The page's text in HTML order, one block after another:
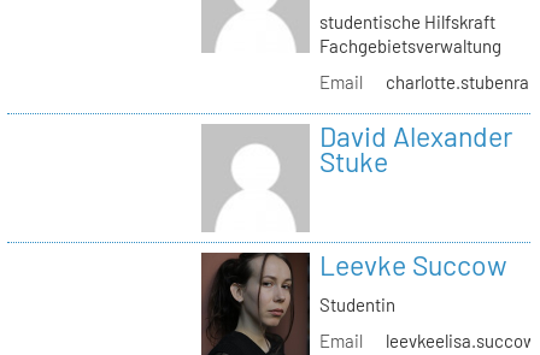
studentische Hilfskraft
Fachgebietsverwaltung
Email
David Alexander
Stuke
Leevke Succow
Studentin
Email